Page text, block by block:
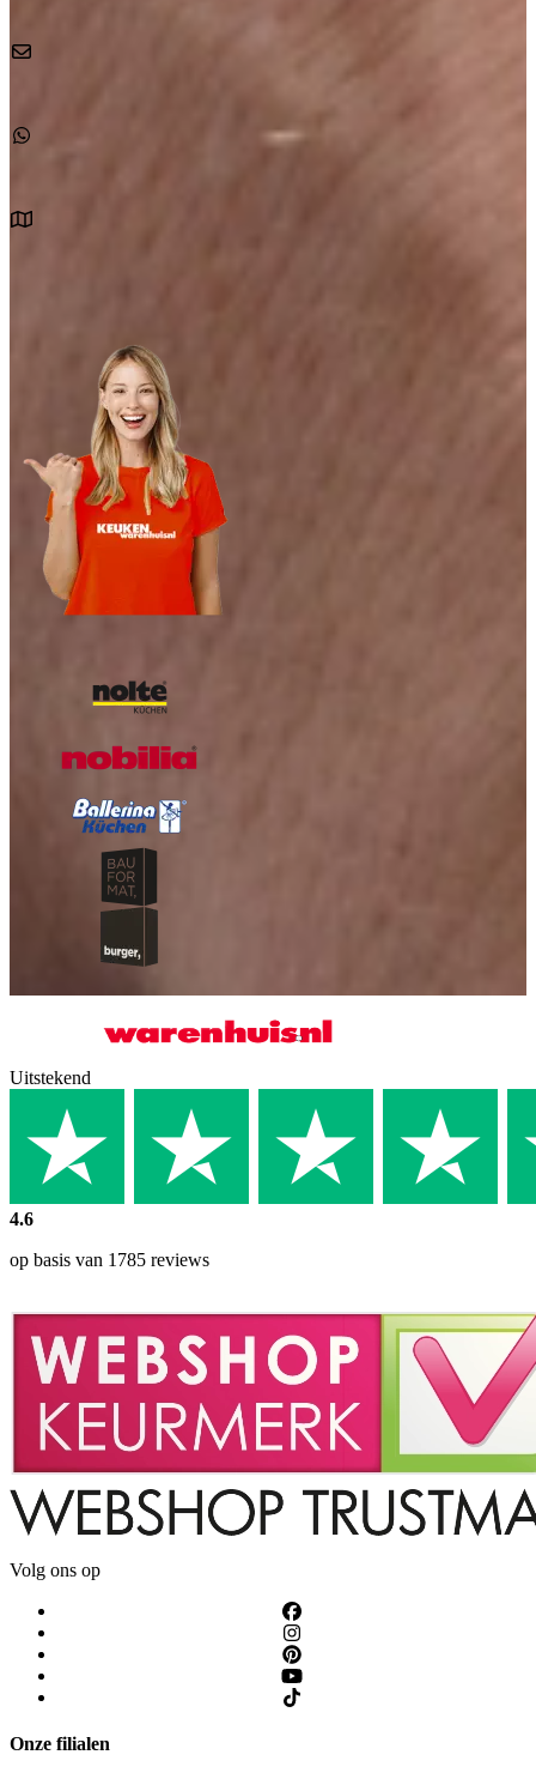
Uitstekend
4.6
op basis van 1785 reviews
Volg ons op
Onze filialen